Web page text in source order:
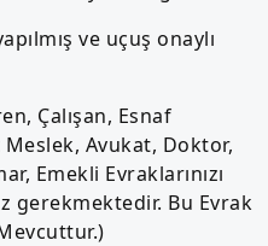
ve uçuş onaylı
Çalışan, Esnaf
Avukat, Doktor,
Emekli Evraklarınızı
gerekmektedir. Bu Evrak